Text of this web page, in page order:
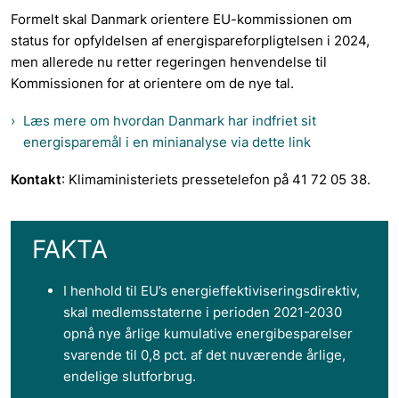
Formelt skal Danmark orientere EU-kommissionen om
status for opfyldelsen af energispareforpligtelsen i 2024,
men allerede nu retter regeringen henvendelse til
Kommissionen for at orientere om de nye tal.
Læs mere om hvordan Danmark har indfriet sit
energisparemål i en minianalyse via dette link
Kontakt: Klimaministeriets pressetelefon på 41 72 05 38.
FAKTA
I henhold til EU’s energieffektiviseringsdirektiv,
skal medlemsstaterne i perioden 2021-2030
opnå nye årlige kumulative energibesparelser
svarende til 0,8 pct. af det nuværende årlige,
endelige slutforbrug.